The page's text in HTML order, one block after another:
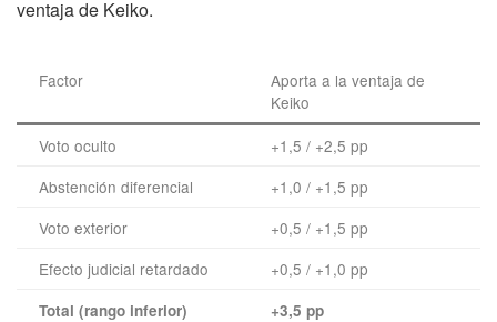
ventaja de Keiko.
Factor
Aporta a la ventaja de
Keiko
Voto oculto
+1,5 / +2,5 pp
Abstención diferencial
+1,0 / +1,5 pp
Voto exterior
+0,5 / +1,5 pp
Efecto judicial retardado
+0,5 / +1,0 pp
Total (rango inferior)
+3,5 pp